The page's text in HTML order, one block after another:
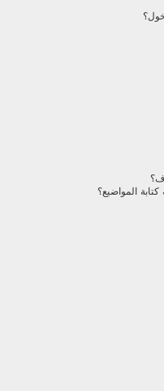
المواضيع؟